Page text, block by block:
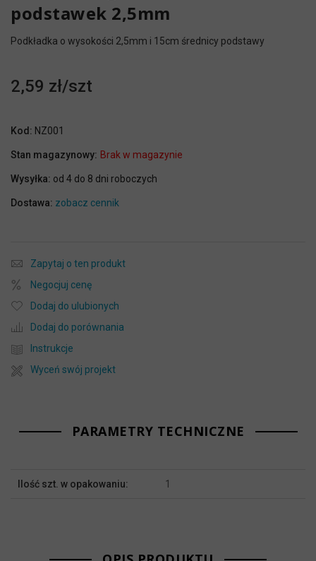
podstawek 2,5mm
Podkładka o wysokości 2,5mm i 15cm średnicy podstawy
2,59 zł
Kod: NZ001
Stan magazynowy: Brak w magazynie
Wysyłka: od 4 do 8 dni roboczych
Dostawa: zobacz cennik
Zapytaj o ten produkt
Negocjuj cenę
Dodaj do ulubionych
Dodaj do porównania
Instrukcje
Wyceń swój projekt
PARAMETRY TECHNICZNE
Więcej
Ilość szt. w opakowaniu: 1